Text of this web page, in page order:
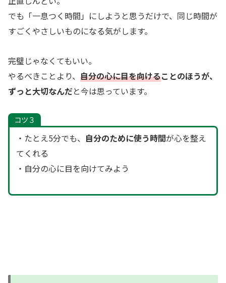
でも「一息つく時間」にしようと思うだけで、同じ時間が
すごくやさしいものになる気がします。
完璧じゃなくてもいい。
やるべきことより、 自分の心に目を向けることのほうが、
ずっと大切なんだと今は思っています。
コツ３
・たとえ5分でも、 自分のために使う時間が心を整え
てくれる
・自分の心に目を向けてみよう